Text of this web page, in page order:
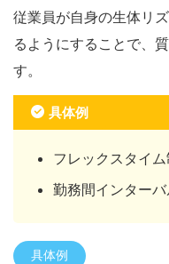
従業員が自身の生体リ
るようにすることで、
す。
具体例
フレックスタイ
勤務間インター
具体例